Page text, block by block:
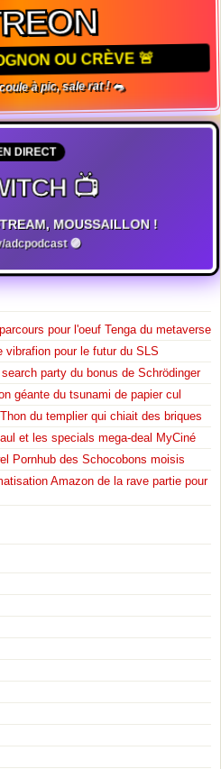
OU CRÈVE 🚨
à pic, sale rat ! 🐀
DIRECT
📺
MOUSSAILLON !
adcpodcast 🟣
pour l'oeuf Tenga du metaverse
vibrafion pour le futur du SLS
party du bonus de Schrödinger
géante du tsunami de papier cul
du templier qui chiait des briques
et les specials mega-deal MyCiné
Pornhub des Schocobons moisis
Amazon de la rave partie pour